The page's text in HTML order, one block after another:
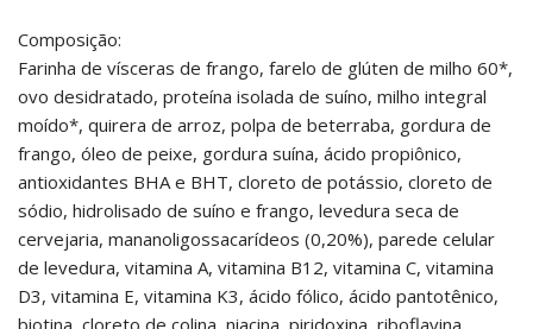
Composição:
Farinha de vísceras de frango, farelo de glúten de milho 60*,
ovo desidratado, proteína isolada de suíno, milho integral
moído*, quirera de arroz, polpa de beterraba, gordura de
frango, óleo de peixe, gordura suína, ácido propiônico,
antioxidantes BHA e BHT, cloreto de potássio, cloreto de
sódio, hidrolisado de suíno e frango, levedura seca de
cervejaria, mananoligossacarídeos (0,20%), parede celular
de levedura, vitamina A, vitamina B12, vitamina C, vitamina
D3, vitamina E, vitamina K3, ácido fólico, ácido pantotênico,
biotina, cloreto de colina, niacina, piridoxina, riboflavina,